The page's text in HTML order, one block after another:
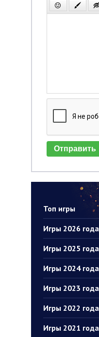
Топ игры
Игры 2026 года
Игры 2025 года
Игры 2024 года
Игры 2023 года
Игры 2022 года
Игры 2021 года
Отправить